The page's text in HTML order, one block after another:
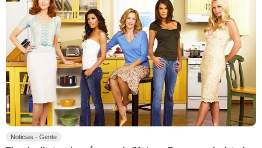
Noticias - Gente